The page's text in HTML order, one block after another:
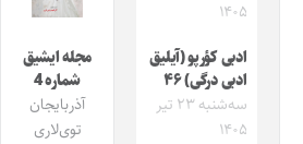
۱۴۰۵
ادبی کؤرپو (آیلیق
ادبی درگی) ۴۶
سه‌شنبه ۲۳ تیر
۱۴۰۵
مجله ایشیق
شماره 4
آذربایجان
توی‌لاری